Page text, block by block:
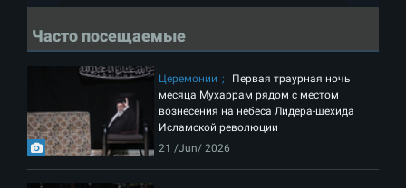
Часто посещаемые
Церемонии
Первая траурная ночь
месяца Мухаррам рядом с местом
вознесения на небеса Лидера-шехида
Исламской революции
21 /Jun/ 2026